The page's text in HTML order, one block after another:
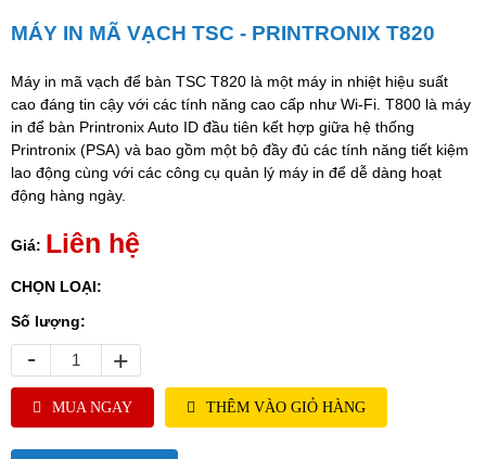
MÁY IN MÃ VẠCH TSC - PRINTRONIX T820
Máy in mã vạch để bàn TSC T820 là một máy in nhiệt hiệu suất
cao đáng tin cậy với các tính năng cao cấp như Wi-Fi. T800 là máy
in để bàn Printronix Auto ID đầu tiên kết hợp giữa hệ thống
Printronix (PSA) và bao gồm một bộ đầy đủ các tính năng tiết kiệm
lao động cùng với các công cụ quản lý máy in để dễ dàng hoạt
động hàng ngày.
Giá: Liên hệ
CHỌN LOẠI:
Số lượng:
- +
MUA NGAY THÊM VÀO GIỎ HÀNG